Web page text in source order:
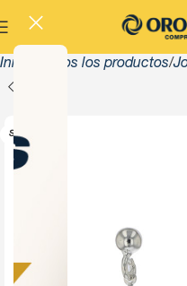
Inicio Todos los productos
SOLD OUT